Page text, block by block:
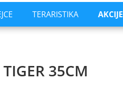
TERARISTIKA AKCIJE
35CM